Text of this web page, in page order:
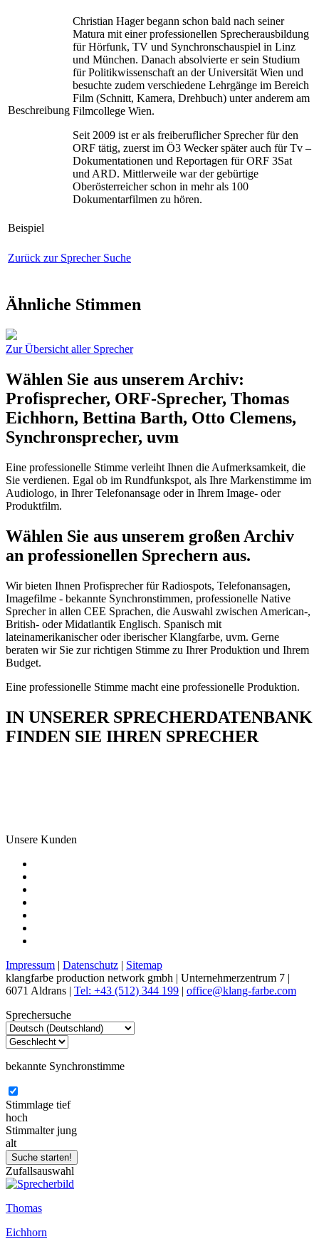
Beschreibung
Christian Hager begann schon bald nach seiner
Matura mit einer professionellen Sprecherausbildung
für Hörfunk, TV und Synchronschauspiel in Linz
und München. Danach absolvierte er sein Studium
für Politikwissenschaft an der Universität Wien und
besuchte zudem verschiedene Lehrgänge im Bereich
Film (Schnitt, Kamera, Drehbuch) unter anderem am
Filmcollege Wien.
Seit 2009 ist er als freiberuflicher Sprecher für den
ORF tätig, zuerst im Ö3 Wecker später auch für Tv –
Dokumentationen und Reportagen für ORF 3Sat
und ARD. Mittlerweile war der gebürtige
Oberösterreicher schon in mehr als 100
Dokumentarfilmen zu hören.
Beispiel
Zurück zur Sprecher Suche
Ähnliche Stimmen
Zur Übersicht aller Sprecher
Wählen Sie aus unserem Archiv:
Profisprecher, ORF-Sprecher, Thomas
Eichhorn, Bettina Barth, Otto Clemens,
Synchronsprecher, uvm
Eine professionelle Stimme verleiht Ihnen die Aufmerksamkeit, die
Sie verdienen. Egal ob im Rundfunkspot, als Ihre Markenstimme im
Audiologo, in Ihrer Telefonansage oder in Ihrem Image- oder
Produktfilm.
Wählen Sie aus unserem großen Archiv
an professionellen Sprechern aus.
Wir bieten Ihnen Profisprecher für Radiospots, Telefonansagen,
Imagefilme - bekannte Synchronstimmen, professionelle Native
Sprecher in allen CEE Sprachen, die Auswahl zwischen American-,
British- oder Midatlantik Englisch. Spanisch mit
lateinamerikanischer oder iberischer Klangfarbe, uvm. Gerne
beraten wir Sie zur richtigen Stimme zu Ihrer Produktion und Ihrem
Budget.
Eine professionelle Stimme macht eine professionelle Produktion.
IN UNSERER SPRECHERDATENBANK
FINDEN SIE IHREN SPRECHER
Unsere Kunden
Impressum | Datenschutz | Sitemap
klangfarbe production network gmbh | Unternehmerzentrum 7 |
6071 Aldrans | Tel: +43 (512) 344 199 | office@klang-farbe.com
Sprechersuche
bekannte Synchronstimme
Stimmlage tief
hoch
Stimmalter jung
alt
Zufallsauswahl
Thomas
Eichhorn